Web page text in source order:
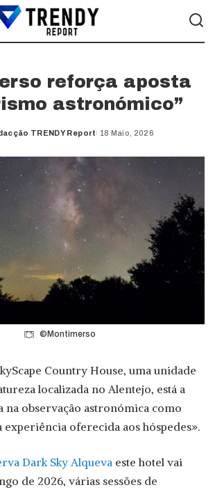
reforça aposta
astronómico”
TRENDY Report 18 Maio, 2026
©Montimerso
Country House, uma unidade
localizada no Alentejo, está a
na observação astronómica como
experiência oferecida aos hóspedes».
Dark Sky Alqueva este hotel vai
de 2026, várias sessões de